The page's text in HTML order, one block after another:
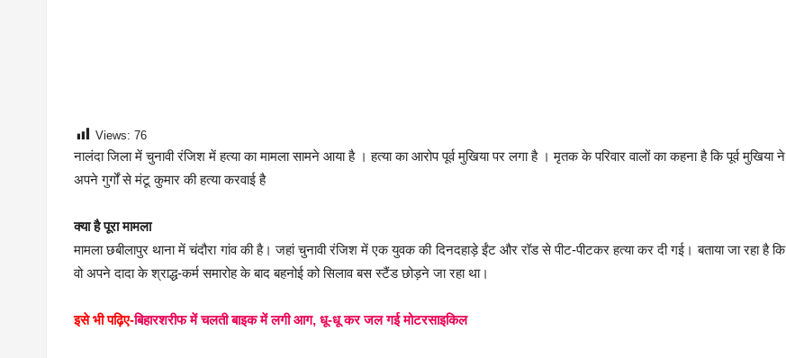
Views: 76
नालंदा जिला में चुनावी रंजिश में हत्या का मामला सामने आया है । हत्या का आरोप पूर्व मुखिया पर लगा है । मृतक के परिवार वालों का कहना है कि पूर्व मुखिया ने
अपने गुर्गों से मंटू कुमार की हत्या करवाई है
क्या है पूरा मामला
मामला छबीलापुर थाना में चंदौरा गांव की है। जहां चुनावी रंजिश में एक युवक की दिनदहाड़े ईंट और रॉड से पीट-पीटकर हत्या कर दी गई। बताया जा रहा है कि
वो अपने दादा के श्राद्ध-कर्म समारोह के बाद बहनोई को सिलाव बस स्टैंड छोड़ने जा रहा था।
इसे भी पढ़िए-बिहारशरीफ में चलती बाइक में लगी आग, धू-धू कर जल गई मोटरसाइकिल